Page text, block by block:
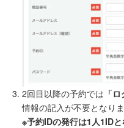
2回目以降の予約では 「
情報の記入が不要となりま
※予約IDの発行は1人1IDと